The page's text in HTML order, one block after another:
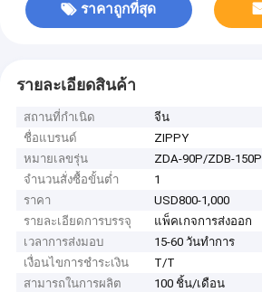
ราคาถูกที่สุด
รายละเอียดสินค้า
สถานที่กำเนิด
จีน
ชื่อแบรนด์
ZIPPY
หมายเลขรุ่น
ZDA-90P/ZDB-150P
จำนวนสั่งซื้อขั้นต่ำ
1
ราคา
USD800-1,000
รายละเอียดการบรรจุ
แพ็คเกจการส่งออก
เวลาการส่งมอบ
15-60 วันทำการ
เงื่อนไขการชำระเงิน
T/T
สามารถในการผลิต
100 ชิ้น/เดือน